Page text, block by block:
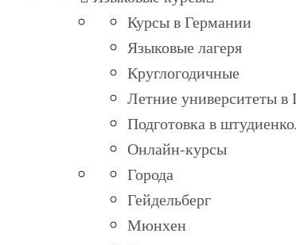
Курсы в Германии
Языковые лагеря
Круглогодичные
Летние университеты
Подготовка в
Онлайн-курсы
Города
Гейдельберг
Мюнхен